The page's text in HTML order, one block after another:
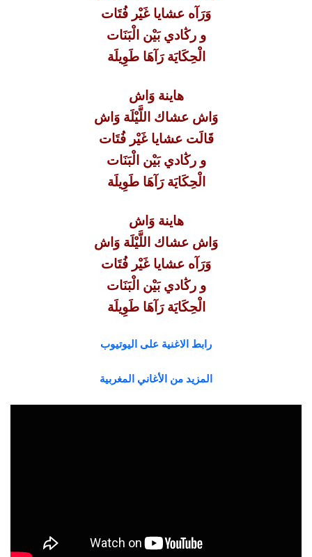
وَرَآه عشايا غَيْر فُتَات
و رڭادي بَيْن الْبَنَات
الْحِكَايَة رَآهَا طَوِيلَة
هاينة وَاش
وَاش عشاك اللَّيْلَة وَاش
قَالَت عشايا غَيْر فُتَات
و رڭادي بَيْن الْبَنَات
الْحِكَايَة رَآهَا طَوِيلَة
هاينة وَاش
وَاش عشاك اللَّيْلَة وَاش
وَرَآه عشايا غَيْر فُتَات
و رڭادي بَيْن الْبَنَات
الْحِكَايَة رَآهَا طَوِيلَة
رابط الاغنية على اليوتيوب
المزيد من الأغاني المغربية